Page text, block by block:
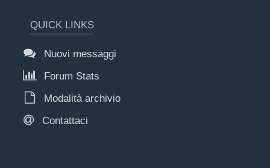
QUICK LINKS
Nuovi messaggi
Forum Stats
Modalità archivio
Contattaci